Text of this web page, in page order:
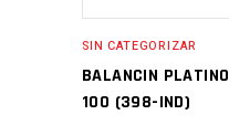
SIN CATEGORIZAR
BALANCIN PLATINO
100 (398-IND)